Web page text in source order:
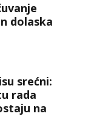
dolaska
srećni:
rada
na